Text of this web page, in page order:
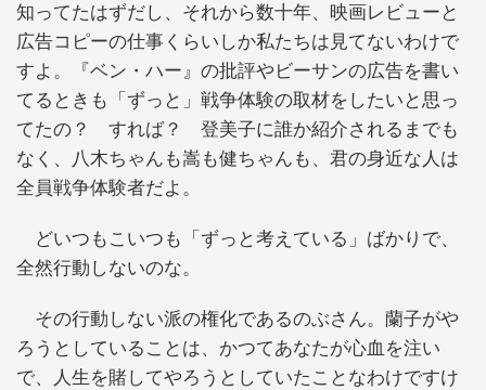
知ってたはずだし、それから数十年、映画レビューと
広告コピーの仕事くらいしか私たちは見てないわけで
すよ。『ベン・ハー』の批評やビーサンの広告を書い
てるときも「ずっと」戦争体験の取材をしたいと思っ
てたの？ すれば？ 登美子に誰か紹介されるまでも
なく、八木ちゃんも嵩も健ちゃんも、君の身近な人は
全員戦争体験者だよ。
どいつもこいつも「ずっと考えている」ばかりで、
全然行動しないのな。
その行動しない派の権化であるのぶさん。蘭子がや
ろうとしていることは、かつてあなたが心血を注い
で、人生を賭してやろうとしていたことなわけですけ